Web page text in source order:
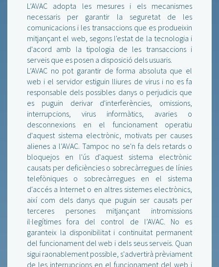
L’AVAC adopta les mesures i els mecanismes
necessaris per garantir la seguretat de les
comunicacions i les transaccions que es produeixin
mitjançant el web, segons l'estat de la tecnologia i
d'acord amb la tipologia de les transaccions i
serveis que es posen a disposició dels usuaris.
L’AVAC no pot garantir de forma absoluta que el
web i el servidor estiguin lliures de virus i no es fa
responsable dels possibles danys o perjudicis que
es puguin derivar d'interferències, omissions,
interrupcions, virus informàtics, avaries o
desconnexions en el funcionament operatiu
d'aquest sistema electrònic, motivats per causes
alienes a l’AVAC. Tampoc no se'n fa dels retards o
bloquejos en l'ús d'aquest sistema electrònic
causats per deficiències o sobrecàrregues de línies
telefòniques o sobrecàrregues en el sistema
d'accés a Internet o en altres sistemes electrònics,
així com dels danys que puguin ser causats per
terceres persones mitjançant intromissions
il·legítimes fora del control de l’AVAC. No es
garanteix la disponibilitat i continuïtat permanent
del funcionament del web i dels seus serveis. Quan
sigui raonablement possible, s'advertirà prèviament
de les interrupcions en el funcionament del web i